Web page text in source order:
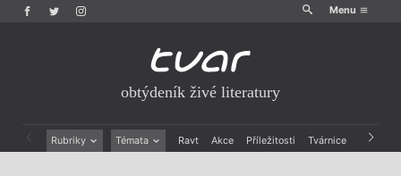
Menu
obtýdeník živé literatury
Rubriky Témata Ravt Akce Příležitosti Tvárnice Archiv